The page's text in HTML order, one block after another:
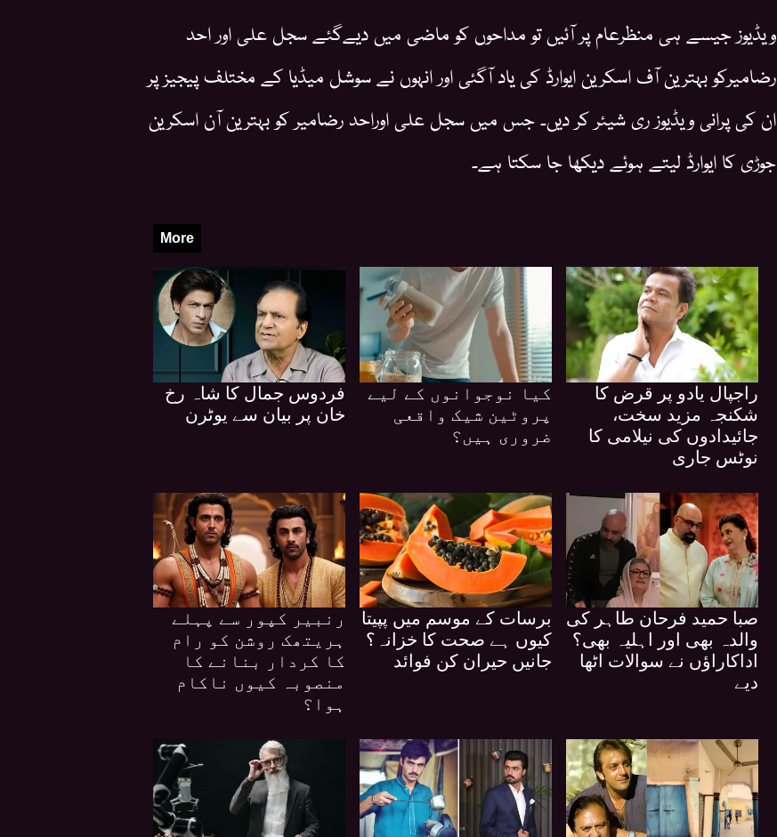
ویڈیوز جیسے ہی منظرعام پر آئیں تو مداحوں کو ماضی میں دیےگئے سجل علی اور احد
رضامیرکو بہترین آف اسکرین ایوارڈ کی یاد آگئی اور انہوں نے سوشل میڈیا کے مختلف پیجیز پر
ان کی پرانی ویڈیوز ری شیئر کر دیں۔ جس میں سجل علی اوراحد رضامیر کو بہترین آن اسکرین
جوڑی کا ایوارڈ لیتے ہوئے دیکھا جا سکتا ہے۔
More
فردوس جمال کا شاہ رخ
خان پر بیان سے یوٹرن
کیا نوجوانوں کے لیے
پروٹین شیک واقعی
ضروری ہیں؟
راجپال یادو پر قرض کا
شکنجہ مزید سخت،
جائیدادوں کی نیلامی کا
نوٹس جاری
رنبیر کپور سے پہلے
ہریتھک روشن کو رام
کا کردار بنانے کا
منصوبہ کیوں ناکام
ہوا؟
برسات کے موسم میں پپیتا
کیوں ہے صحت کا خزانہ؟
جانیں حیران کن فوائد
صبا حمید فرحان طاہر کی
والدہ بھی اور اہلیہ بھی؟
اداکاراؤں نے سوالات اٹھا
دیے